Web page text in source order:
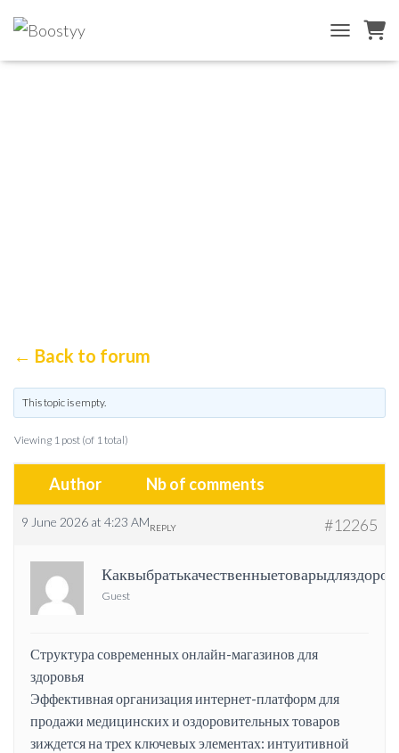
TOGGLE
← Back to forum
This topic is empty.
Viewing 1 post (of 1 total)
Author Nb of comments
9 June 2026 at 4:23 AM #12265
REPLY
Guest
Структура современных онлайн-магазинов для
здоровья
Эффективная организация интернет-платформ для
продажи медицинских и оздоровительных товаров
зиждется на трех ключевых элементах: интуитивной